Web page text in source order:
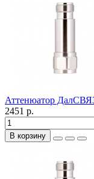
Аттенюатор
2451 р.
В корзину